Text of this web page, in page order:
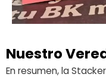
Nuestro
En resumen, la